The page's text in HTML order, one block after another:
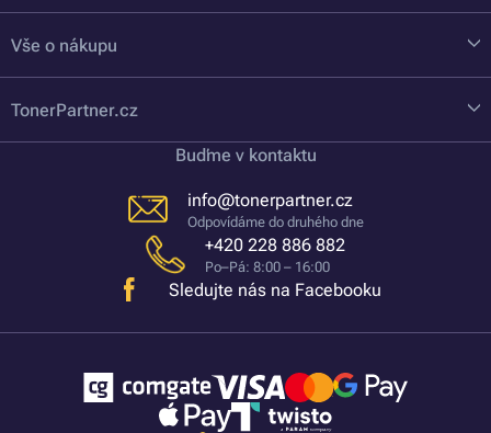
Vše o nákupu
TonerPartner.cz
Buďme v kontaktu
info@tonerpartner.cz
Odpovídáme do druhého dne
+420 228 886 882
Po–Pá: 8:00 – 16:00
Sledujte nás na Facebooku